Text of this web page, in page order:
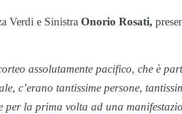
Verdi e Sinistra Onorio Rosati,
assolutamente pacifico, che è
c’erano tantissime persone,
per la prima volta ad una